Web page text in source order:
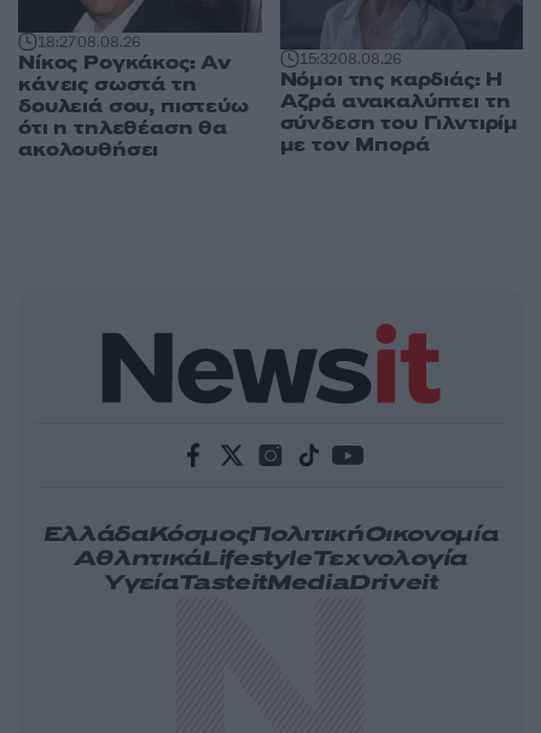
18:2708.08.26
Νίκος Ρογκάκος: Αν
κάνεις σωστά τη
δουλειά σου, πιστεύω
ότι η τηλεθέαση θα
ακολουθήσει
15:3208.08.26
Νόμοι της καρδιάς: Η
Αζρά ανακαλύπτει τη
σύνδεση του Γιλντιρίμ
με τον Μπορά
ΕλλάδαΚόσμοςΠολιτικήΟικονομία
ΑθλητικάLifestyleΤεχνολογία
ΥγείαTasteitMediaDriveit